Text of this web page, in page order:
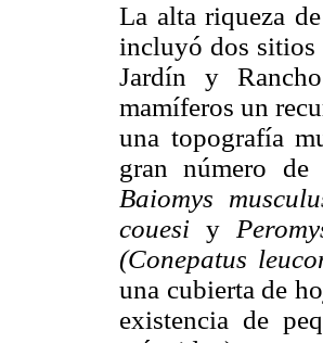
La alta riqueza
incluyó dos sitios
Jardín y
mamíferos un
una topografía
gran número de
Baiomys
couesi y
(Conepatus
una cubierta de
existencia de